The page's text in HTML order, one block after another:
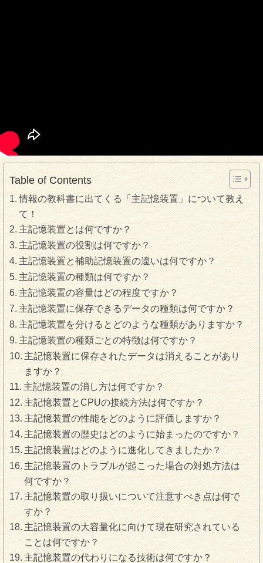
Table of Contents
情報の教科書に出てくる「主記憶装置」について教え
て！
主記憶装置とは何ですか？
主記憶装置の役割は何ですか？
主記憶装置と補助記憶装置の違いは何ですか？
主記憶装置の種類は何ですか？
主記憶装置の容量はどの程度ですか？
主記憶装置に保存できるデータの種類は何ですか？
主記憶装置を分けるとどのような種類がありますか？
主記憶装置の種類ごとの特徴は何ですか？
主記憶装置に保存されたデータは消えることがあり
ますか？
主記憶装置の消し方は何ですか？
主記憶装置とCPUの接続方法は何ですか？
主記憶装置の性能をどのように評価しますか？
主記憶装置の歴史はどのように始まったのですか？
主記憶装置はどのように進化してきましたか？
主記憶装置のトラブルが起こった場合の対処方法は
何ですか？
主記憶装置の取り扱いについて注意すべき点は何で
すか？
主記憶装置の大容量化に向けて現在研究されている
ことは何ですか？
主記憶装置の代わりになる技術は何ですか？